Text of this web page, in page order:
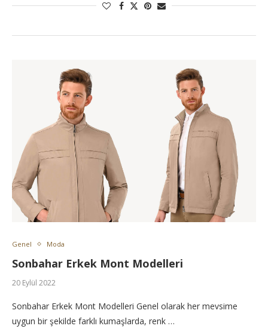
Genel Moda
Sonbahar Erkek Mont Modelleri
20 Eylül 2022
Sonbahar Erkek Mont Modelleri Genel olarak her mevsime
uygun bir şekilde farklı kumaşlarda, renk …